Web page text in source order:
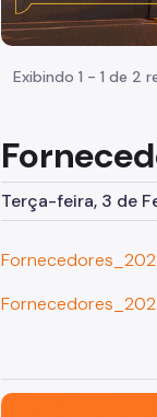
Exibindo 1 - 1 de 2
Terça-feira, 3 de
São Paulo, cidade